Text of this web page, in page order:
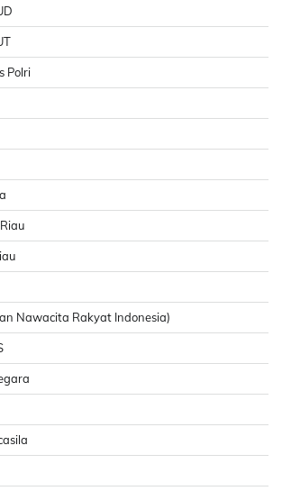
Polri
Nawacita Rakyat Indonesia)